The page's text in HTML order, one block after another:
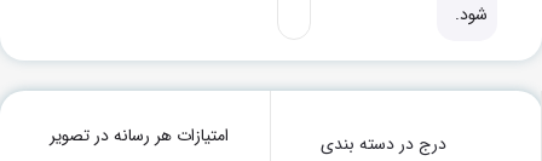
شود.
درج در دسته بندی
امتیازات هر رسانه در تصویر